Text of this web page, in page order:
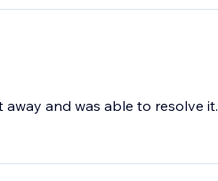
and was able to resolve it.